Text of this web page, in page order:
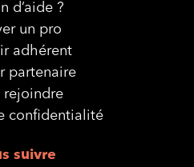
d’aide ?
un pro
adhérent
partenaire
rejoindre
confidentialité
suivre